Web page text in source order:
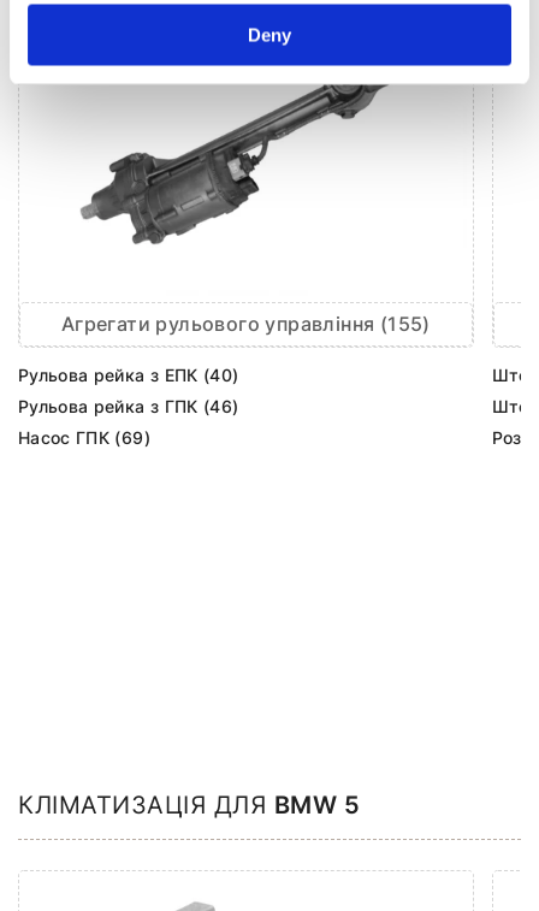
Deny
Агрегати рульового управління (155)
Рульова рейка з ЕПК (40)
Рульова рейка з ГПК (46)
Насос ГПК (69)
Шток
Шток
КЛІМАТИЗАЦІЯ ДЛЯ BMW 5